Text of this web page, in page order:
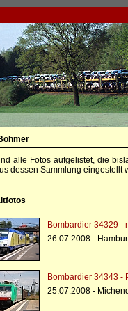
alle Fotos aufgelistet, die
dessen Sammlung eingestellt
Bombardier 34329 -
26.07.2008 -
Bombardier 34343 -
25.07.2008 -